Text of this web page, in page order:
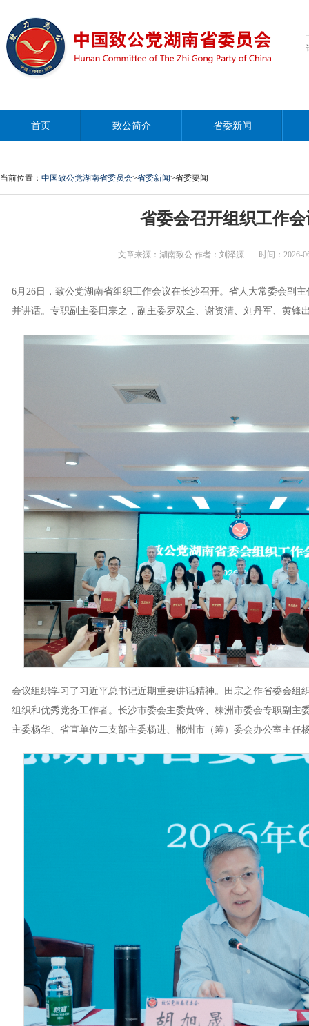
首页 致公简介 省委新闻
当前位置： 中国致公党湖南省委员会>省委新闻>省委要闻
省委会召开组织工作会
文章来源：湖南致公 作者：刘泽源 时间：2026-
6月26日，致公党湖南省组织工作会议在长沙召开。省人大常委会副
并讲话。专职副主委田宗之，副主委罗双全、谢资清、刘丹军、黄锋
会议组织学习了习近平总书记近期重要讲话精神。田宗之作省委会组
组织和优秀党务工作者。长沙市委会主委黄锋、株洲市委会专职副主
主委杨华、省直单位二支部主委杨进、郴州市（筹）委会办公室主任